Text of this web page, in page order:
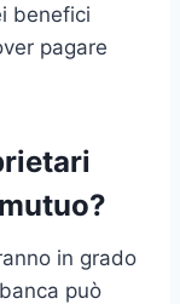
benefici
pagare
in grado
può